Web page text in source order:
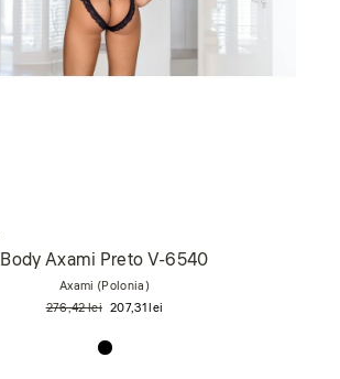
Body Axami Preto V-6540
Axami (Polonia)
Preț
276,42 lei Preț
vânzare
207,31 lei